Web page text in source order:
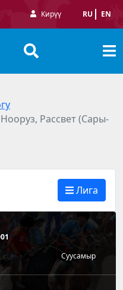
Кирүү RU EN
Рассвет (Сары-
Лига
Суусамыр